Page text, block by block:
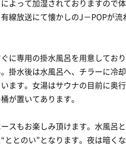
よって加湿されておりますので
線放送にて懐かしのJ－POPが
に専用の掛水風呂を用意してお
掛水後は水風呂へ、チラーに冷
ます。女湯はサウナの目前に奥
が置いてあります。
スもお楽しみ頂けます。水風呂
ととのい”となります。夜は暗く